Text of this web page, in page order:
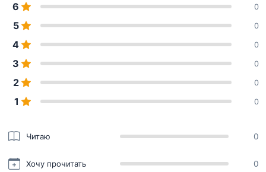
6 0
5 0
4 0
3 0
2 0
1 0
Читаю 0
Хочу прочитать 0